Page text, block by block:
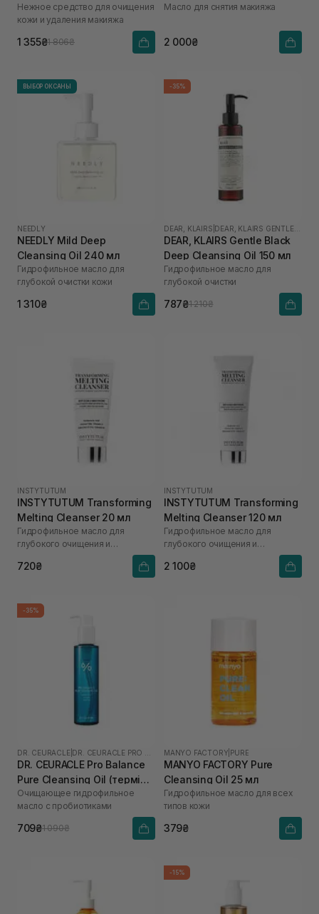
Нежное средство для очищения
кожи и удаления макияжа
1 355₴1 806₴
Масло для снятия макияжа
2 000₴
ВЫБОР ОКСАНЫ
NEEDLY
NEEDLY Mild Deep
Cleansing Oil 240 мл
Гидрофильное масло для
глубокой очистки кожи
1 310₴
-35%
DEAR, KLAIRS
DEAR, KLAIRS Gentle Black
Deep Cleansing Oil 150 мл
Гидрофильное масло для
глубокой очистки
787₴1 210₴
INSTYTUTUM
INSTYTUTUM Transforming
Melting Cleanser 20 мл
Гидрофильное масло для
глубокого очищения и
720₴
INSTYTUTUM
INSTYTUTUM Transforming
Melting Cleanser 120 мл
Гидрофильное масло для
глубокого очищения и
2 100₴
-35%
DR. CEURACLE
DR. CEURACLE Pro Balance
Pure Cleansing Oil (термін
до 01.27р.) 155 мл
Очищающее гидрофильное
масло с пробиотиками
709₴1 090₴
MANYO FACTORY PURE
MANYO FACTORY Pure
Cleansing Oil 25 мл
Гидрофильное масло для всех
типов кожи
379₴
-15%